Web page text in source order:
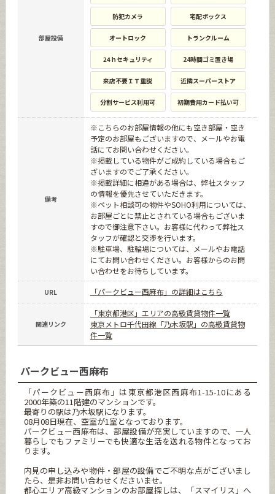
部屋設備
防犯カメラ 宅配ボックス
オートロック トランクルーム
24ｈセキュリティ 24時間ゴミ置き場
来店不要ＩＴ重説 近隣スーパーストア
分割サービス利用可 初期費用カード払い可
備考
※こちらのお部屋情報の他にも空き部屋・空き
予定のお部屋もございますので、メールやお電
話にてお問い合わせください。
※掲載している物件がご成約している場合もご
ざいますのでご了承ください。
※掲載詳細に相違がある場合は、弊社スタッフ
の情報を優先させていただきます。
※ペット相談可の物件やSOHO利用については、
お部屋ごとに禁止とされている場合もございま
すので御注意下さい。お客様に代わって弊社ス
タッフが確認と交渉を行います。
※駐車場、駐輪場については、メールやお電話
にてお問い合わせください。お客様からのお問
い合わせをお待ちしています。
URL 「パークビュー西麻布」の詳細はこちら
関連リンク
「東京都港区」エリアの高級賃貸物件一覧
東京メトロ千代田線「乃木坂駅」の高級賃貸物
件一覧
パークビュー西麻布
「パークビュー西麻布」は東京都港区西麻布1-15-10にある
2000年築の11階建のマンションです。
最寄りの駅は乃木坂駅になります。
08月08日現在、空室が1室となっております。
パークビュー西麻布は、部屋設備が充実していますので、一人
暮らしでもファミリーでも快適な生活を送れる物件となってお
ります。
内見の申し込みや物件・部屋の設備でご不明な点がございまし
たら、是非お問い合わせくださいませ。
都心エリア高級マンションのお部屋探しは、「スマイリス」へ